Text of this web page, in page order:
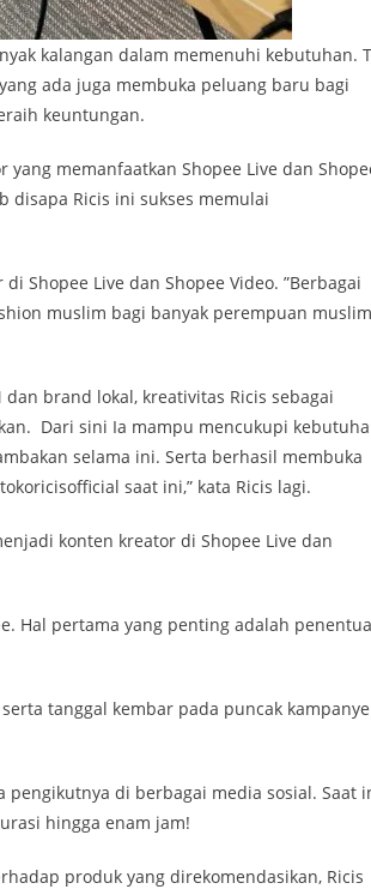
kalangan dalam memenuhi kebutuhan.
ada juga membuka peluang baru bagi
keuntungan.
memanfaatkan Shopee Live dan
disapa Ricis ini sukses memulai
Shopee Live dan Shopee Video. ”Berbagai
muslim bagi banyak perempuan
brand lokal, kreativitas Ricis sebagai
Dari sini Ia mampu mencukupi
selama ini. Serta berhasil membuka
saat ini,” kata Ricis lagi.
konten kreator di Shopee Live dan
Hal pertama yang penting adalah
tanggal kembar pada puncak kampanye
di berbagai media sosial. Saat
hingga enam jam!
produk yang direkomendasikan, Ricis